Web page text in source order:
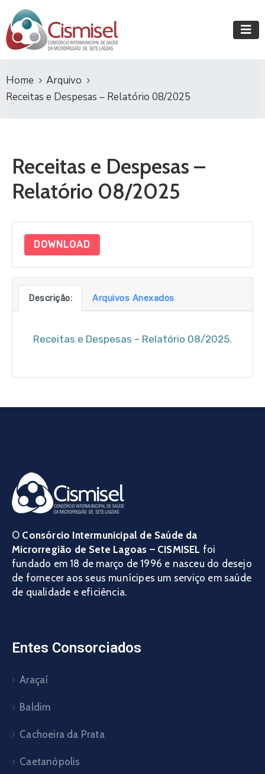
Home
Arquivo
Receitas e Despesas – Relatório 08/2025
Receitas e Despesas –
Relatório 08/2025
DOWNLOAD
Descrição: Arquivos Anexados
Receitas e Despesas – Relatório 08/2025.
O Consórcio Intermunicipal de Saúde da
Microrregião de Sete Lagoas – CISMISEL foi
fundado em 18 de março de 1996 e nasceu do desejo
de fornecer aos seus munícipes um serviço em saúde
de qualidade e eficiência.
Entes Consorciados
Araçaí
Baldim
Cachoeira da Prata
Caetanópolis